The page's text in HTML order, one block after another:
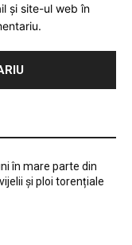
și site-ul web în
în mare parte din
și ploi torențiale